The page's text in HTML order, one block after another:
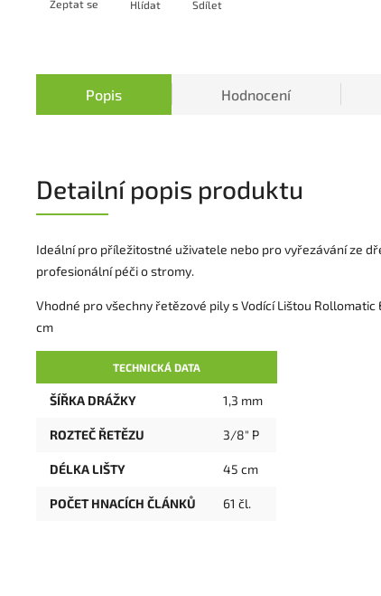
Zeptat se Hlídat Sdílet
Popis Hodnocení
Detailní popis produktu
Ideální pro příležitostné uživatele nebo pro vyřezávání ze
profesionální péči o stromy.
Vhodné pro všechny řetězové pily s Vodící Lištou Rollomatic
cm
TECHNICKÁ DATA
ŠÍŘKA DRÁŽKY 1,3 mm
ROZTEČ ŘETĚZU 3/8" P
DÉLKA LIŠTY 45 cm
POČET HNACÍCH ČLÁNKŮ 61 čl.